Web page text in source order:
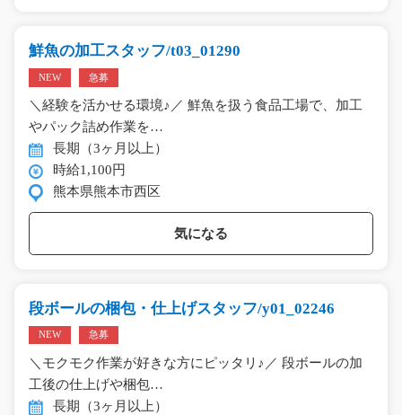
鮮魚の加工スタッフ/t03_01290
NEW 急募
＼経験を活かせる環境♪／ 鮮魚を扱う食品工場で、加工
やパック詰め作業を…
長期（3ヶ月以上）
時給1,100円
熊本県熊本市西区
気になる
段ボールの梱包・仕上げスタッフ/y01_02246
NEW 急募
＼モクモク作業が好きな方にピッタリ♪／ 段ボールの加
工後の仕上げや梱包…
長期（3ヶ月以上）